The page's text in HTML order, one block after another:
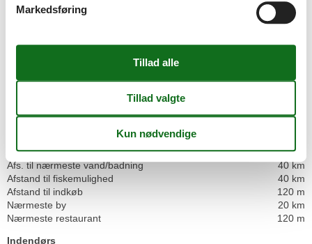
Feriehus
800 m²
Forbrugsomkostninger excl.
Kæledyr Nej
1 TV
I nærheden
Afs. til nærmeste vand/badning
40 km
Afstand til fiskemulighed
40 km
Afstand til indkøb
120 m
Nærmeste by
20 km
Nærmeste restaurant
120 m
Indendørs
Markedsføring